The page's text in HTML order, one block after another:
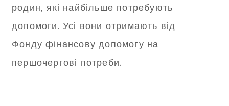
родин, які найбільше потребують
допомоги. Усі вони отримають від
Фонду фінансову допомогу на
першочергові потреби.